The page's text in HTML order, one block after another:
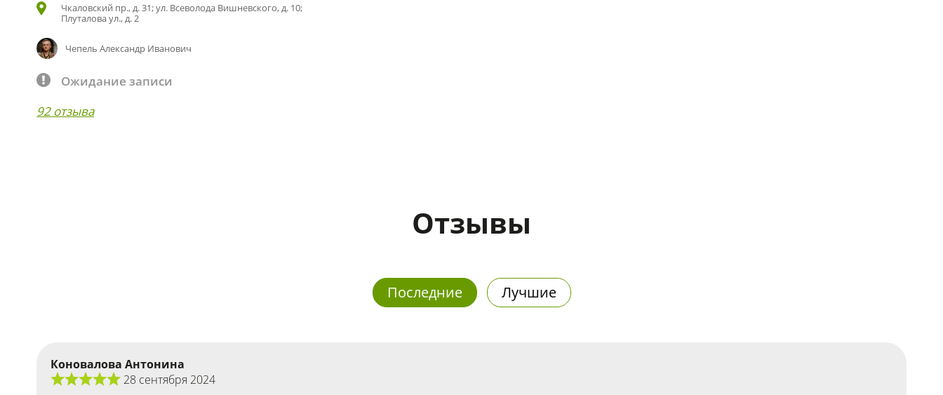
Чкаловский пр., д. 31; ул. Всеволода Вишневского, д. 10;
Плуталова ул., д. 2
Чепель Александр Иванович
Ожидание записи
92 отзыва
Отзывы
Последние Лучшие
Коновалова Антонина
28 сентября 2024